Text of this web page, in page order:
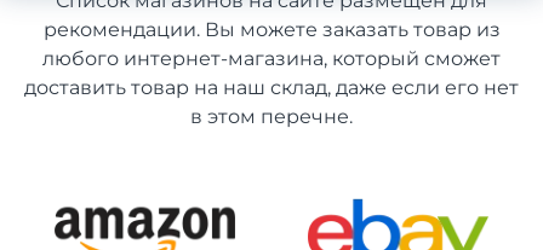
рекомендации. Вы можете заказать товар из
любого интернет-магазина, который сможет
доставить товар на наш склад, даже если его нет
в этом перечне.